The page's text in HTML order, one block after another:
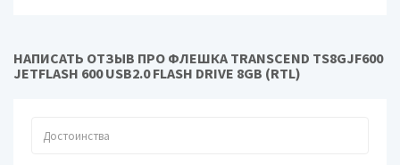
НАПИСАТЬ ОТЗЫВ ПРО ФЛЕШКА TRANSCEND TS8GJF600
JETFLASH 600 USB2.0 FLASH DRIVE 8GB (RTL)